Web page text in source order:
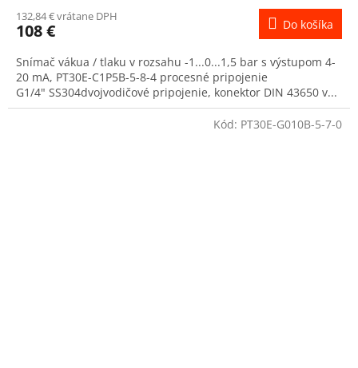
132,84 € vrátane DPH
108 € Do košíka
Snímač vákua / tlaku v rozsahu -1...0...1,5 bar s výstupom 4-
20 mA, PT30E-C1P5B-5-8-4 procesné pripojenie
G1/4" SS304dvojvodičové pripojenie, konektor DIN 43650 v...
Kód: PT30E-G010B-5-7-0